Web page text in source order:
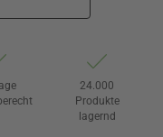
24.000
Produkte
lagernd